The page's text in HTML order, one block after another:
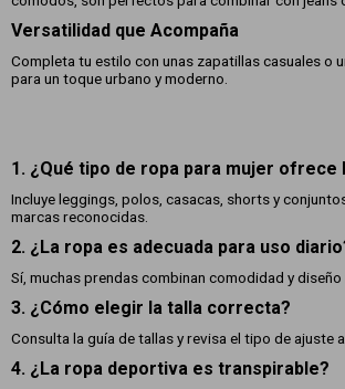
Versatilidad que Acompaña
Completa tu estilo con unas zapatillas casuales o
para un toque urbano y moderno.
1. ¿Qué tipo de ropa para mujer ofrece
Incluye leggings, polos, casacas, shorts y
marcas reconocidas.
2. ¿La ropa es adecuada para uso
Sí, muchas prendas combinan comodidad y diseño
3. ¿Cómo elegir la talla correcta?
Consulta la guía de tallas y revisa el tipo de ajuste
4. ¿La ropa deportiva es transpirable?